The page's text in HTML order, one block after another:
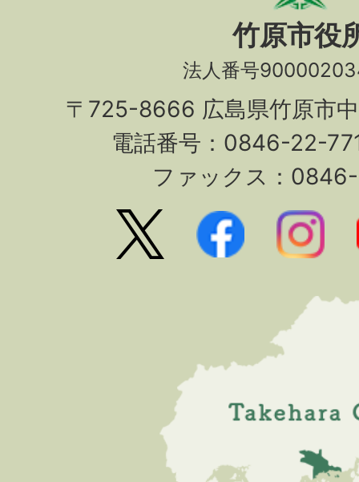
竹原市役
法人番号
〒725-8666 広島県竹原市
電話番号：0846-22-
ファックス：